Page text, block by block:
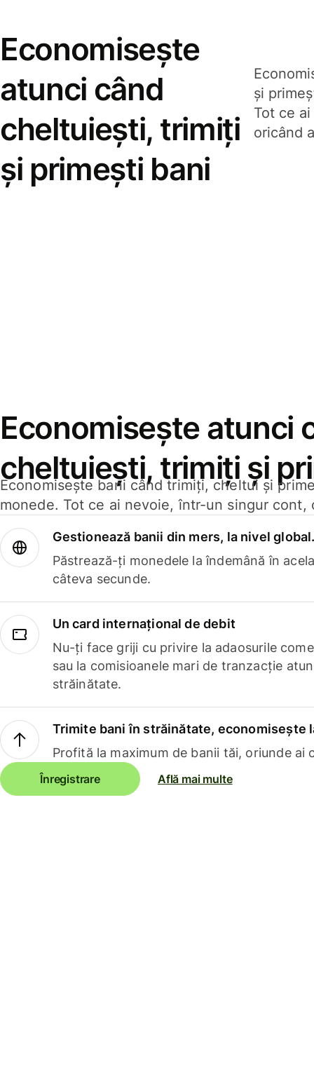
Economisește
atunci când
cheltuiești, trimiți
și primești bani
și
Tot ce
oricând
Economisește atunci
cheltuiești, trimiți și
Economisește bani când trimiți, cheltui și
monede. Tot ce ai nevoie, într-un singur cont,
Gestionează banii din mers, la nivel
Păstrează-ți monedele la îndemână în
câteva secunde.
Un card internațional de debit
Nu-ți face griji cu privire la adaosurile
sau la comisioanele mari de tranzacție
străinătate.
Trimite bani în străinătate, economisește
Profită la maximum de banii tăi, oriunde ai
Înregistrare Află mai multe